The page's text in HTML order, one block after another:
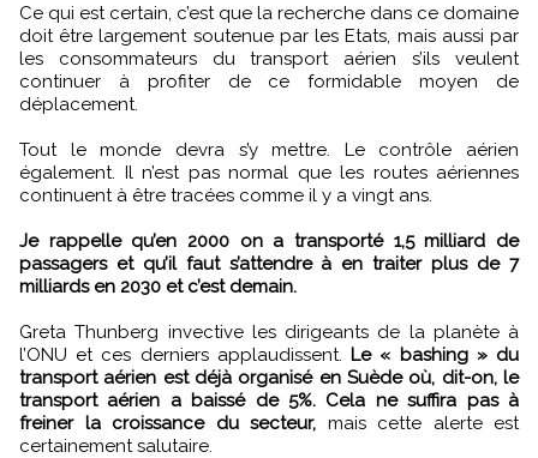
Ce qui est certain, c’est que la recherche dans ce domaine
doit être largement soutenue par les Etats, mais aussi par
les consommateurs du transport aérien s’ils veulent
continuer à profiter de ce formidable moyen de
déplacement.
Tout le monde devra s’y mettre. Le contrôle aérien
également. Il n’est pas normal que les routes aériennes
continuent à être tracées comme il y a vingt ans.
Je rappelle qu’en 2000 on a transporté 1,5 milliard de
passagers et qu’il faut s’attendre à en traiter plus de 7
milliards en 2030 et c’est demain.
Greta Thunberg invective les dirigeants de la planète à
l’ONU et ces derniers applaudissent. Le « bashing » du
transport aérien est déjà organisé en Suède où, dit-on, le
transport aérien a baissé de 5%. Cela ne suffira pas à
freiner la croissance du secteur, mais cette alerte est
certainement salutaire.